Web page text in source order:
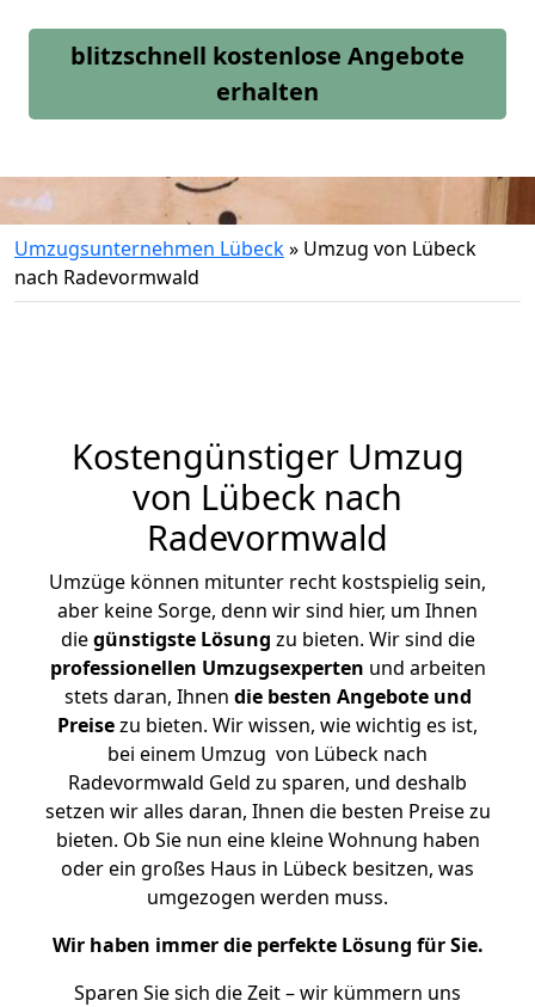
blitzschnell kostenlose Angebote
erhalten
Umzugsunternehmen Lübeck» Umzug von Lübeck
nach Radevormwald
Kostengünstiger Umzug
von Lübeck nach
Radevormwald
Umzüge können mitunter recht kostspielig sein,
aber keine Sorge, denn wir sind hier, um Ihnen
diegünstigste Lösung zu bieten. Wir sind die
professionellen Umzugsexperten und arbeiten
stets daran, Ihnen die besten Angebote und
Preisezu bieten. Wir wissen, wie wichtig es ist,
bei einem Umzug von Lübeck nach
Radevormwald Geld zu sparen, und deshalb
setzen wir alles daran, Ihnen die besten Preise zu
bieten. Ob Sie nun eine kleine Wohnung haben
oder ein großes Haus in Lübeck besitzen, was
umgezogen werden muss.
Wir haben immer die perfekte Lösung für Sie.
Sparen Sie sich die Zeit – wir kümmern uns